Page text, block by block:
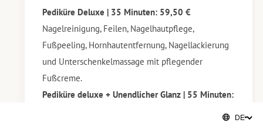
Pediküre Deluxe | 35 Minuten: 59,50 €
Nagelreinigung, Feilen, Nagelhautpflege,
Fußpeeling, Hornhautentfernung, Nagellackierung
und Unterschenkelmassage mit pflegender
Fußcreme.
Pediküre deluxe + Unendlicher Glanz | 55 Minuten: